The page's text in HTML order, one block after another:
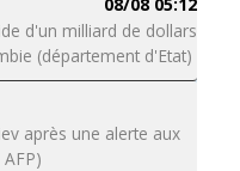
d'un milliard de dollars
(département d'Etat)
après une alerte aux